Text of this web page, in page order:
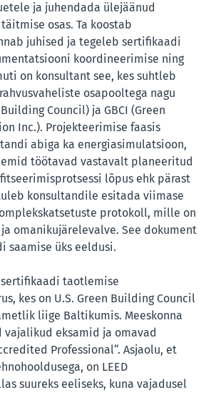
ja juhendada ülejäänud
osas. Ta koostab
juhised ja tegeleb sertifikaadi
koordineerimise ning
on konsultant see, kes suhtleb
osapooltega nagu
Building Council) ja GBCI (Green
Inc.). Projekteerimise faasis
abiga ka energiasimulatsioon,
töötavad vastavalt planeeritud
lõpus ehk pärast
konsultandile esitada viimase
protokoll, mille on
omanikujärelevalve. See dokument
saamise üks eeldusi.
sertifikaadi taotlemise
kes on U.S. Green Building Council
liige Baltikumis. Meeskonna
eksamid ja omavad
Professional“. Asjaolu, et
on LEED
suureks eeliseks, kuna vajadusel